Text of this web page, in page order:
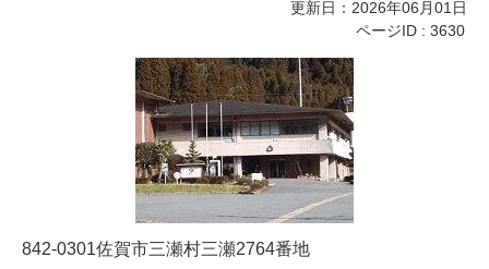
更新日：2026年06月01日
ページID : 3630
842-0301佐賀市三瀬村三瀬2764番地